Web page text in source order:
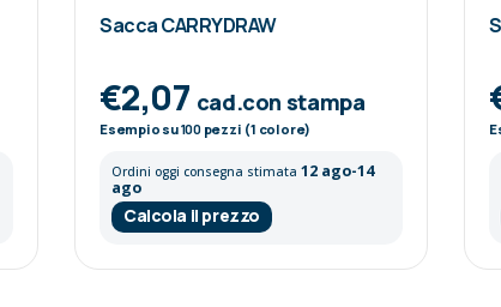
Sacca CARRYDRAW
€2,07 cad.con stampa
Esempio su100pezzi (1 colore)
Ordini oggi consegna stimata 12 ago-14
ago
Calcola il prezzo